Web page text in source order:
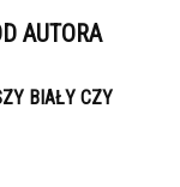
AUTORA
BIAŁY CZY